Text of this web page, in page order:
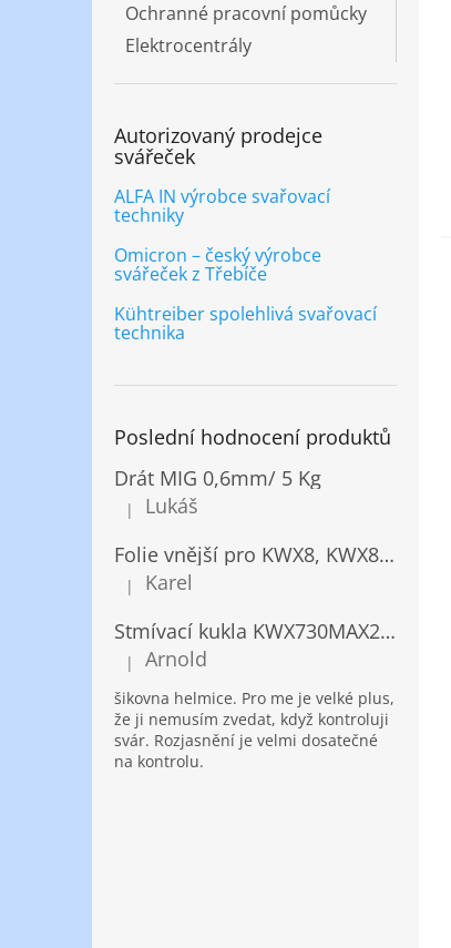
Ochranné pracovní pomůcky
Elektrocentrály
Autorizovaný prodejce
svářeček
ALFA IN výrobce svařovací
techniky
Omicron – český výrobce
svářeček z Třebíče
Kühtreiber spolehlivá svařovací
technika
Poslední hodnocení produktů
Drát MIG 0,6mm/ 5 Kg
Hodnocení produktu je 5 z 5 hvězdiček.
|
Lukáš
Folie vnější pro KWX8, KWX820/ 10ks
Hodnocení produktu je 5 z 5 hvězdiček.
|
Karel
Stmívací kukla KWX730MAX2,5!® + NANOClean
Hodnocení produktu je 5 z 5 hvězdiček.
| Arnold
šikovna helmice. Pro me je velké plus,
že ji nemusím zvedat, když kontroluji
svár. Rozjasnění je velmi dosatečné
na kontrolu.